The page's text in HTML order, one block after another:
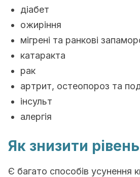
діабет
ожиріння
мігрені та ранкові
катаракта
рак
артрит, остеопороз та
інсульт
алергія
Як знизити
Є багато способів усунення